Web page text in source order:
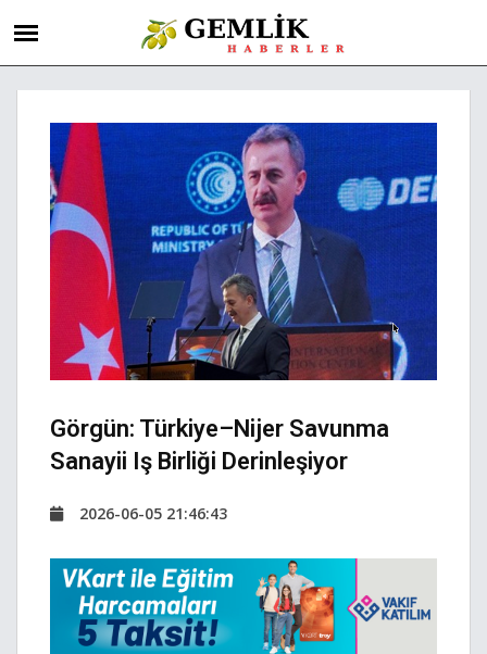
Görgün: Türkiye–Nijer Savunma
Sanayii Iş Birliği Derinleşiyor
2026-06-05 21:46:43